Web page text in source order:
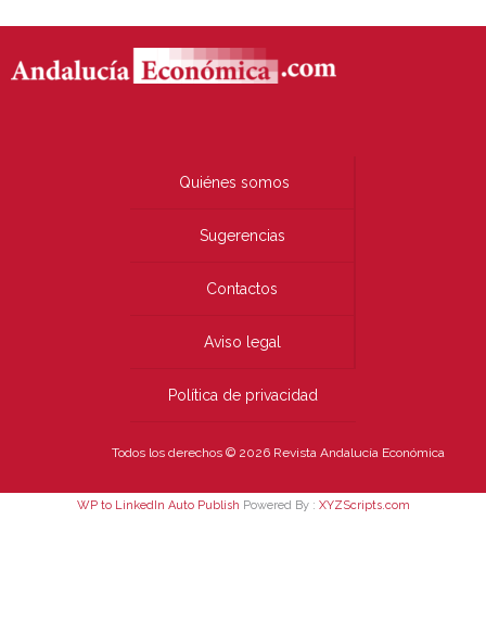
Quiénes somos
Sugerencias
Contactos
Aviso legal
Política de privacidad
Todos los derechos © 2026 Revista Andalucía Económica
WP to LinkedIn Auto Publish Powered By : XYZScripts.com